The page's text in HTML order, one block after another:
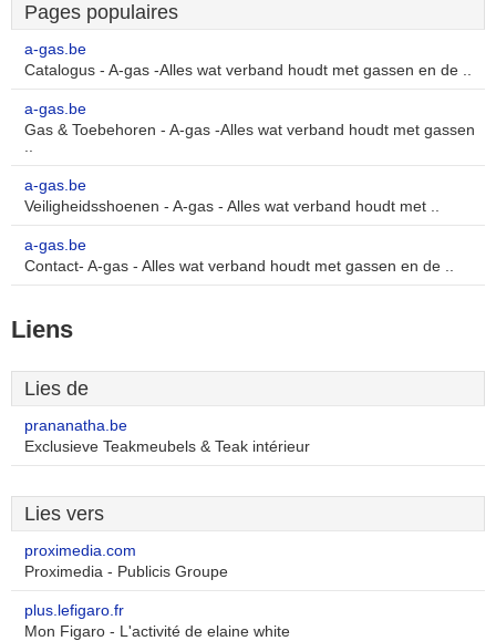
Pages populaires
a-gas.be
Catalogus - A-gas -Alles wat verband houdt met gassen en de ..
a-gas.be
Gas & Toebehoren - A-gas -Alles wat verband houdt met gassen
..
a-gas.be
Veiligheidsshoenen - A-gas - Alles wat verband houdt met ..
a-gas.be
Contact- A-gas - Alles wat verband houdt met gassen en de ..
Liens
Lies de
prananatha.be
Exclusieve Teakmeubels & Teak intérieur
Lies vers
proximedia.com
Proximedia - Publicis Groupe
plus.lefigaro.fr
Mon Figaro - L'activité de elaine white